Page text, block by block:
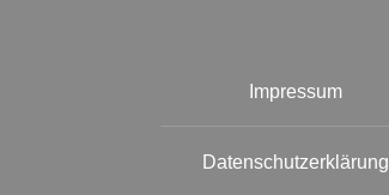
Impressum
Datenschutzerklärung